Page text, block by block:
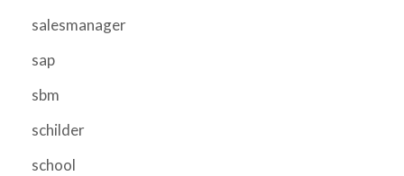
salesmanager
sap
sbm
schilder
school